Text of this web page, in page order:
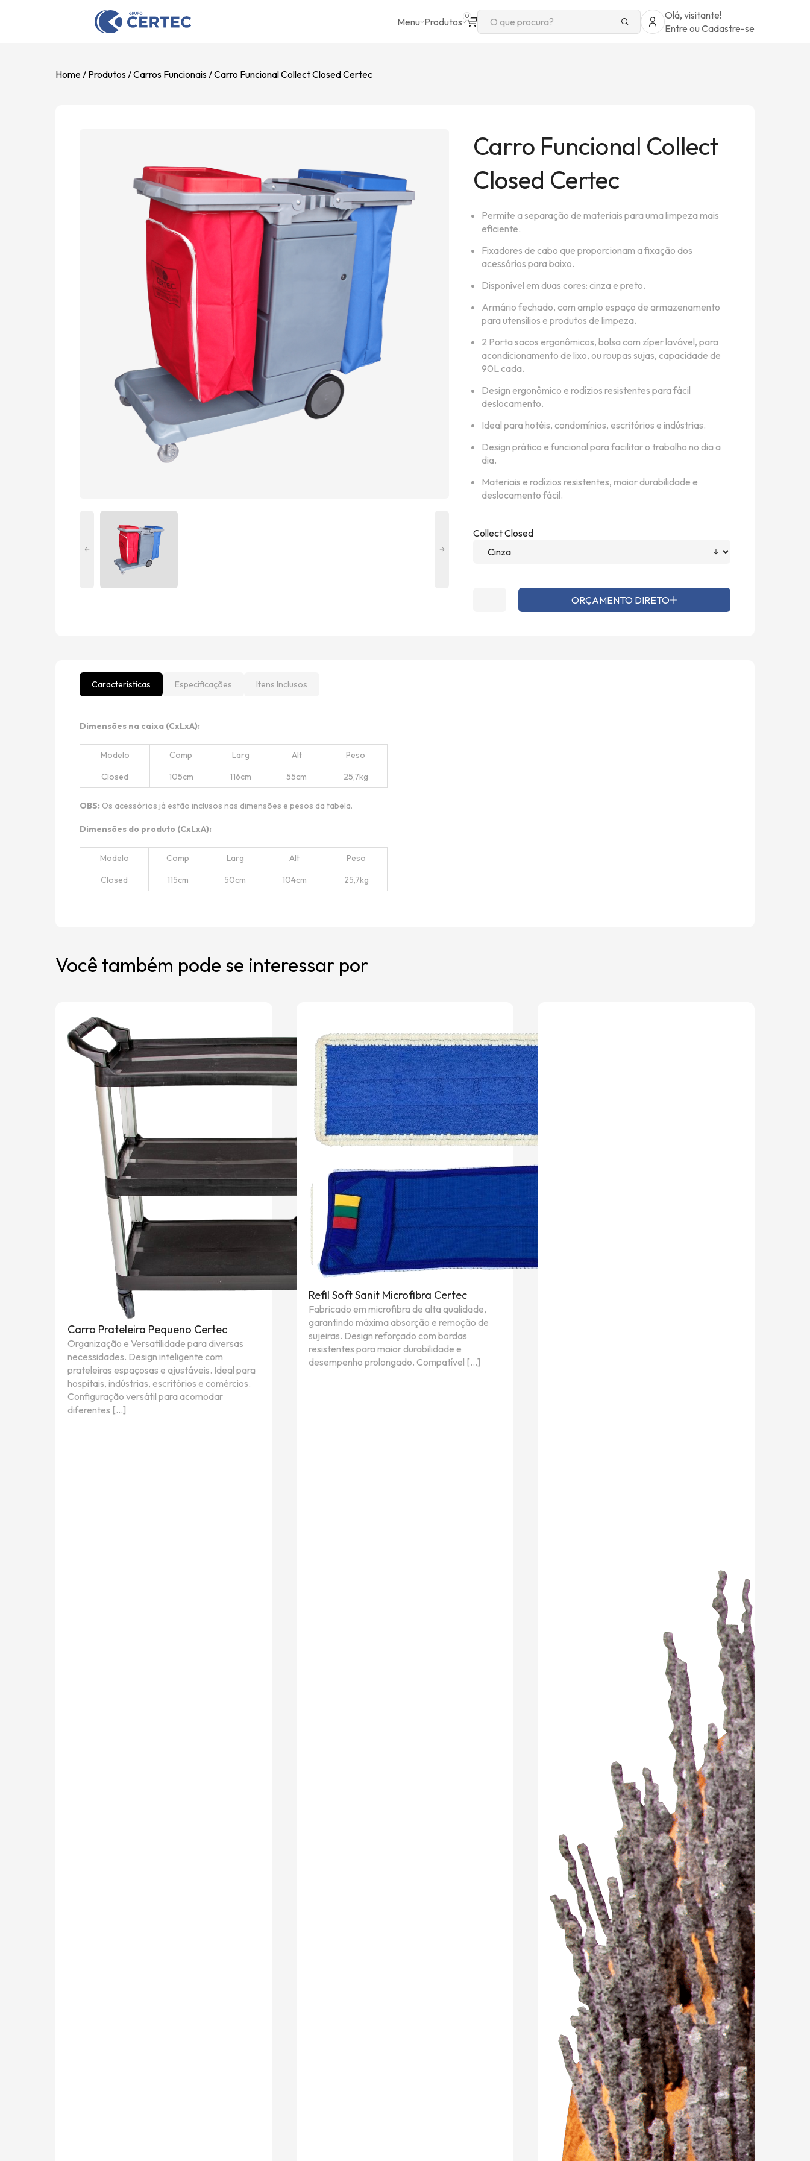
Menu Produtos 0
Olá, visitante!
Entre ou Cadastre-se
Home Produtos Carros Funcionais Carro Funcional Collect Closed Certec
Carro Funcional Collect
Closed Certec
Permite a separação de materiais para uma limpeza mais
eficiente.
Fixadores de cabo que proporcionam a fixação dos
acessórios para baixo.
Disponível em duas cores: cinza e preto.
Armário fechado, com amplo espaço de armazenamento
para utensílios e produtos de limpeza.
2 Porta sacos ergonômicos, bolsa com zíper lavável, para
acondicionamento de lixo, ou roupas sujas, capacidade de
90L cada.
Design ergonômico e rodízios resistentes para fácil
deslocamento.
Ideal para hotéis, condomínios, escritórios e indústrias.
Design prático e funcional para facilitar o trabalho no dia a
dia.
Materiais e rodízios resistentes, maior durabilidade e
deslocamento fácil.
Collect Closed
ORÇAMENTO DIRETO
Características Especificações Itens Inclusos
Dimensões na caixa (CxLxA):
Modelo Comp Larg Alt
Peso
Closed
105cm 116cm 55cm 25,7kg
OBS: Os acessórios já estão inclusos nas dimensões e pesos da tabela.
Dimensões do produto (CxLxA):
Modelo Comp Larg Alt
Peso
Closed
115cm 50cm 104cm 25,7kg
Você também pode se interessar por
Carro Prateleira Pequeno Certec
Organização e Versatilidade para diversas
necessidades. Design inteligente com
prateleiras espaçosas e ajustáveis. Ideal para
hospitais, indústrias, escritórios e comércios.
Configuração versátil para acomodar
diferentes […]
Refil Soft Sanit Microfibra Certec
Fabricado em microfibra de alta qualidade,
garantindo máxima absorção e remoção de
sujeiras. Design reforçado com bordas
resistentes para maior durabilidade e
desempenho prolongado. Compatível […]